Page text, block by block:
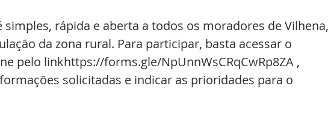
simples, rápida e aberta a todos os moradores de Vilhena,
da zona rural. Para participar, basta acessar o
pelo linkhttps://forms.gle/NpUnnWsCRqCwRp8ZA ,
solicitadas e indicar as prioridades para o